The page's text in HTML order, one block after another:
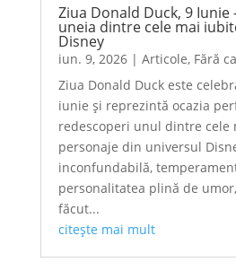
Ziua Donald Duck, 9 Iunie
uneia dintre cele mai
Disney
iun. 9, 2026| Articole, Fără
Ziua Donald Duck este
iunie și reprezintă ocazia
redescoperi unul dintre cele
personaje din universul
inconfundabilă,
personalitatea plină de
făcut...
citește mai mult